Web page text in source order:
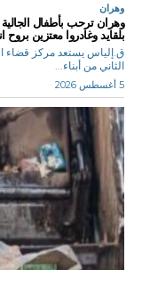
وهران
بلقايد وغادروا معتزين بروح
ق.إلياس يستعد مركز
الثاني من أبناء...
5 أغسطس 2026